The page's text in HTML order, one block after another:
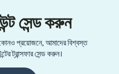
সেন্ড করুন
প্রয়োজনে, আমাদের বিশ্বস্ত
ট্রান্সফার সেন্ড করুন।